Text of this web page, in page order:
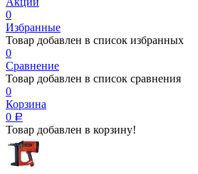
0
Избранные
Товар добавлен в список избранных
0
Сравнение
Товар добавлен в список сравнения
0
Корзина
0 Р
Товар добавлен в корзину!